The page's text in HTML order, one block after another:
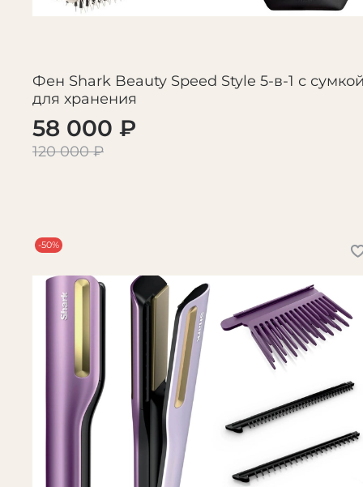
Фен Shark Beauty Speed Style 5-в-1 с
для хранения
58 000 ₽
120 000 ₽
-50%